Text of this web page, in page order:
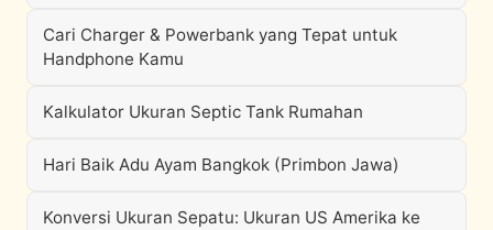
Cari Charger & Powerbank yang Tepat untuk
Handphone Kamu
Kalkulator Ukuran Septic Tank Rumahan
Hari Baik Adu Ayam Bangkok (Primbon Jawa)
Konversi Ukuran Sepatu: Ukuran US Amerika ke